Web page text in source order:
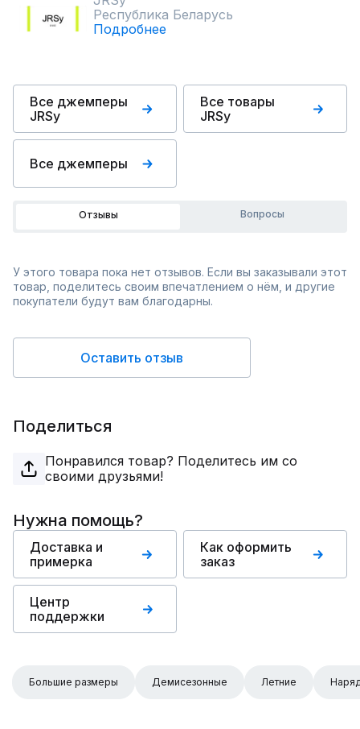
Республика Беларусь
Подробнее
Все джемперы
JRSy
Все товары
JRSy
Все джемперы
Отзывы Вопросы
У этого товара пока нет отзывов. Если вы заказывали этот
товар, поделитесь своим впечатлением о нём, и другие
покупатели будут вам благодарны.
Оставить отзыв
Поделиться
Понравился товар? Поделитесь им со
своими друзьями!
Нужна помощь?
Доставка и
примерка
Как оформить
заказ
Центр
поддержки
Большие размеры Демисезонные Летние